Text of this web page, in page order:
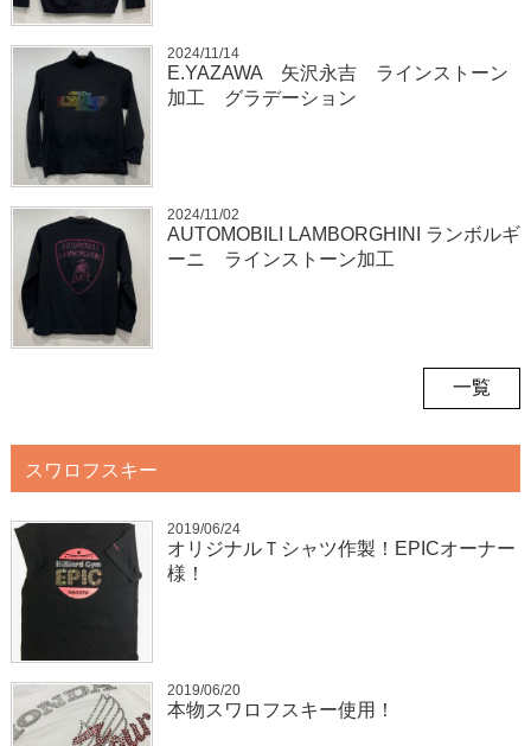
2024/11/14
E.YAZAWA 矢沢永吉 ラインストーン
加工 グラデーション
2024/11/02
AUTOMOBILI LAMBORGHINI ランボルギ
ーニ ラインストーン加工
一覧
スワロフスキー
2019/06/24
オリジナルＴシャツ作製！EPICオーナー
様！
2019/06/20
本物スワロフスキー使用！